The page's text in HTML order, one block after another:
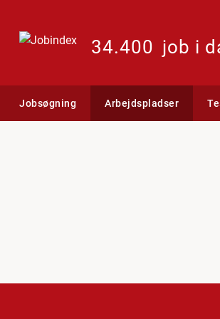
34.400 job i
Jobsøgning Arbejdspladser